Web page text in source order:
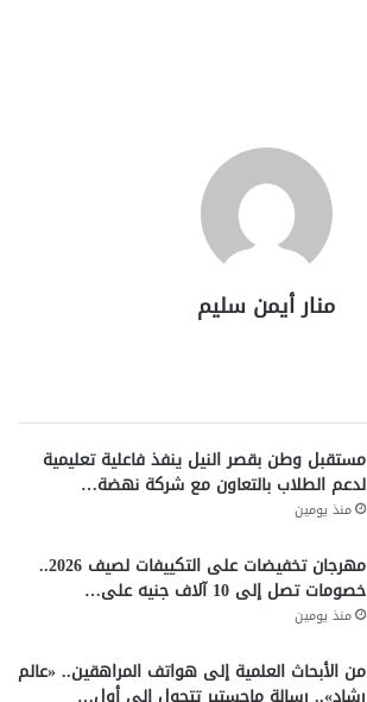
منار أيمن سليم
مستقبل وطن بقصر النيل ينفذ فاعلية تعليمية
لدعم الطلاب بالتعاون مع شركة نهضة…
منذ يومين
مهرجان تخفيضات على التكييفات لصيف 2026..
خصومات تصل إلى 10 آلاف جنيه على…
منذ يومين
من الأبحاث العلمية إلى هواتف المراهقين.. «عالم